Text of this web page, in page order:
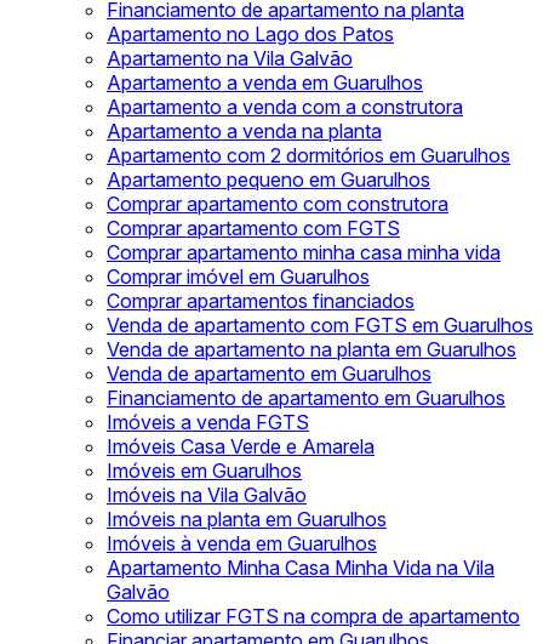
Financiamento de apartamento na planta
Apartamento no Lago dos Patos
Apartamento na Vila Galvão
Apartamento a venda em Guarulhos
Apartamento a venda com a construtora
Apartamento a venda na planta
Apartamento com 2 dormitórios em Guarulhos
Apartamento pequeno em Guarulhos
Comprar apartamento com construtora
Comprar apartamento com FGTS
Comprar apartamento minha casa minha vida
Comprar imóvel em Guarulhos
Comprar apartamentos financiados
Venda de apartamento com FGTS em Guarulhos
Venda de apartamento na planta em Guarulhos
Venda de apartamento em Guarulhos
Financiamento de apartamento em Guarulhos
Imóveis a venda FGTS
Imóveis Casa Verde e Amarela
Imóveis em Guarulhos
Imóveis na Vila Galvão
Imóveis na planta em Guarulhos
Imóveis à venda em Guarulhos
Apartamento Minha Casa Minha Vida na Vila
Galvão
Como utilizar FGTS na compra de apartamento